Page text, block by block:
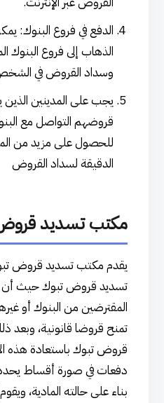
الدفع في فروع البنوك:
الذهاب إلى فروع البنوك
وسداد القروض في
يجب على المدينين الذين
قروضهم التواصل مع
للحصول على مزيد من
الدقيقة لسداد القروض
مكتب تسديد
يقدم مكتب تسديد قروض
تسديد قروض تبوك حيث أن
المقترضين من البنوك أو
تمنح قروضا قانونية،
قروض تبوك باستعادة هذه
دفعات في صورة أقساط
بناء على حالته المادية،